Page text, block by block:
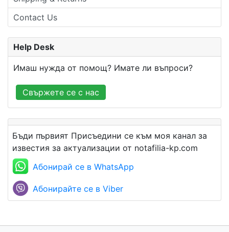
Contact Us
Help Desk
Имаш нужда от помощ? Имате ли въпроси?
Свържете се с нас
Бъди първият Присъедини се към моя канал за
известия за актуализации от notafilia-kp.com
Абонирай се в WhatsApp
Абонирайте се в Viber